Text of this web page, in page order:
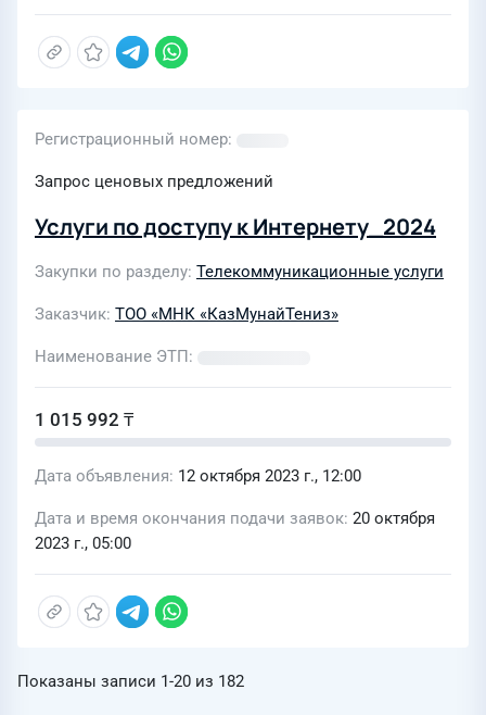
Регистрационный номер
Запрос ценовых предложений
Услуги по доступу к Интернету_2024
Закупки по разделу Телекоммуникационные услуги
Заказчик ТОО «МНК «КазМунайТениз»
Наименование ЭТП
1 015 992 ₸
Дата объявления 12 октября 2023 г., 12:00
Дата и время окончания подачи заявок 20 октября
2023 г., 05:00
Показаны записи 1-20 из 182